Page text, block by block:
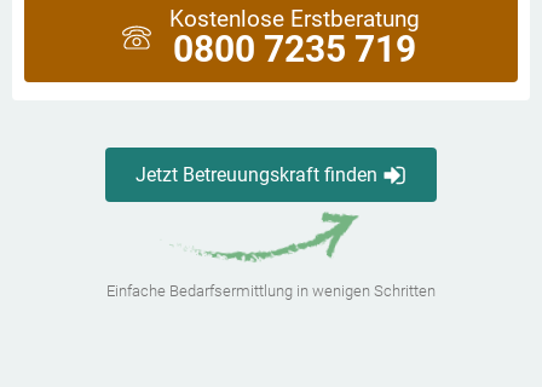
Kostenlose Erstberatung
0800 7235 719
Jetzt Betreuungskraft finden
Einfache Bedarfsermittlung in wenigen Schritten